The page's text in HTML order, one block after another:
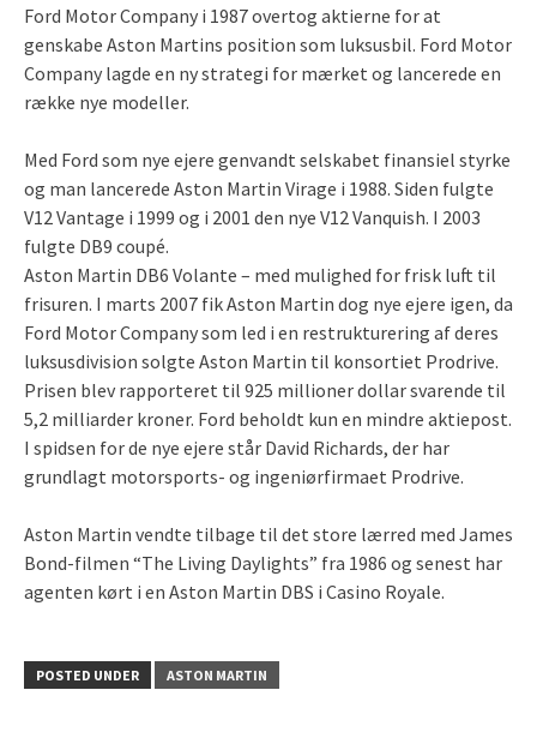
Ford Motor Company i 1987 overtog aktierne for at
genskabe Aston Martins position som luksusbil. Ford Motor
Company lagde en ny strategi for mærket og lancerede en
række nye modeller.
Med Ford som nye ejere genvandt selskabet finansiel styrke
og man lancerede Aston Martin Virage i 1988. Siden fulgte
V12 Vantage i 1999 og i 2001 den nye V12 Vanquish. I 2003
fulgte DB9 coupé.
Aston Martin DB6 Volante – med mulighed for frisk luft til
frisuren. I marts 2007 fik Aston Martin dog nye ejere igen, da
Ford Motor Company som led i en restrukturering af deres
luksusdivision solgte Aston Martin til konsortiet Prodrive.
Prisen blev rapporteret til 925 millioner dollar svarende til
5,2 milliarder kroner. Ford beholdt kun en mindre aktiepost.
I spidsen for de nye ejere står David Richards, der har
grundlagt motorsports- og ingeniørfirmaet Prodrive.
Aston Martin vendte tilbage til det store lærred med James
Bond-filmen “The Living Daylights” fra 1986 og senest har
agenten kørt i en Aston Martin DBS i Casino Royale.
POSTED UNDER ASTON MARTIN